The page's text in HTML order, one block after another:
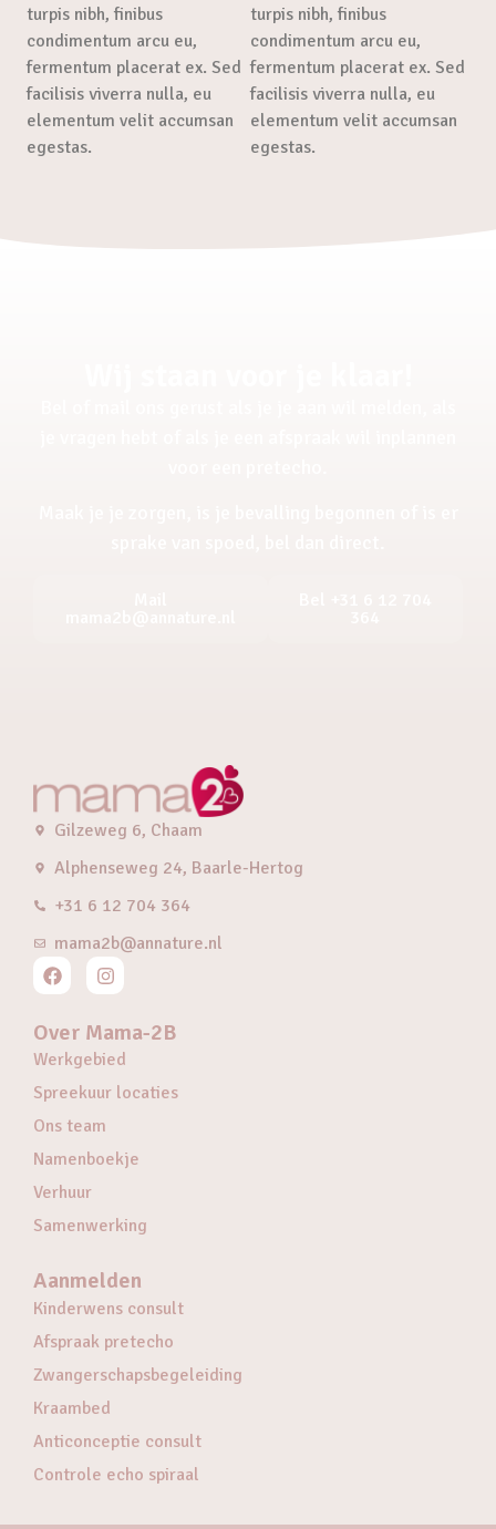
turpis nibh, finibus
condimentum arcu eu,
fermentum placerat ex. Sed
facilisis viverra nulla, eu
elementum velit accumsan
egestas.
turpis nibh, finibus
condimentum arcu eu,
fermentum placerat ex. Sed
facilisis viverra nulla, eu
elementum velit accumsan
egestas.
Gilzeweg 6, Chaam
Alphenseweg 24, Baarle-Hertog
+31 6 12 704 364
mama2b@annature.nl
Over Mama-2B
Werkgebied
Spreekuur locaties
Ons team
Namenboekje
Verhuur
Samenwerking
Aanmelden
Kinderwens consult
Afspraak pretecho
Zwangerschapsbegeleiding
Kraambed
Anticonceptie consult
Controle echo spiraal